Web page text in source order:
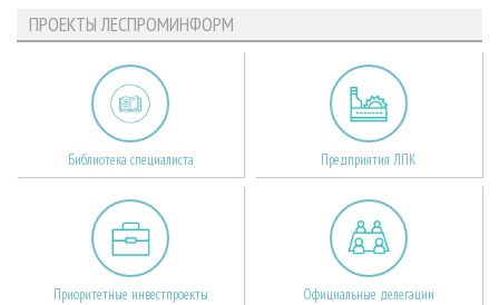
ПРОЕКТЫ ЛЕСПРОМИНФОРМ
Библиотека специалиста Предприятия ЛПК
Приоритетные инвестпроекты Официальные делегации